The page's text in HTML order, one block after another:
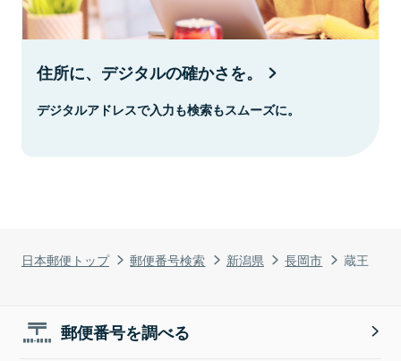
日本郵便トップ 郵便番号検索 新潟県 長岡市 蔵王
住所に、デジタルの確かさを。
デジタルアドレスで入力も検索もスムーズに。
郵便番号を調べる